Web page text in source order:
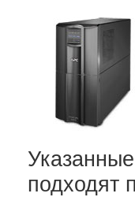
подходят